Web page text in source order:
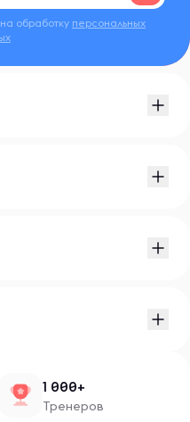
обработку персональных
1 000+
Тренеров